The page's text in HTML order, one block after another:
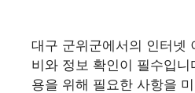
대구 군위군에서의 인터넷
비와 정보 확인이 필수입
용을 위해 필요한 사항을